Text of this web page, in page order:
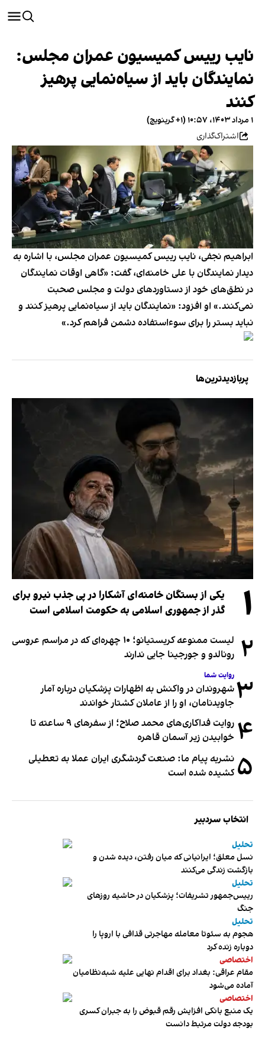
نایب رییس کمیسیون عمران مجلس:
نمایندگان باید از سیاه‌نمایی پرهیز
کنند
۱ مرداد ۱۴۰۳، ۱۰:۵۷ (‎+۱ گرینویچ)
اشتراک‌گذاری
ابراهیم نجفی، نایب رییس کمیسیون عمران مجلس، با اشاره به
دیدار نمایندگان با علی خامنه‌ای، گفت: «گاهی اوقات نمایندگان
در نطق‌های خود از دستاوردهای دولت و مجلس صحبت
نمی‌کنند.» او افزود: «نمایندگان باید از سیاه‌نمایی پرهیز کنند و
نباید بستر را برای سوءاستفاده دشمن فراهم کرد.»
پربازدیدترین‌ها
۱
یکی از بستگان خامنه‌ای آشکارا در پی جذب نیرو برای
گذر از جمهوری اسلامی به حکومت اسلامی است
۲
لیست ممنوعه کریستیانو؛ ۱۰ چهره‌ای که در مراسم عروسی
رونالدو و جورجینا جایی ندارند
۳ روایت شما
شهروندان در واکنش به اظهارات پزشکیان درباره آمار
جاویدنامان، او را از عاملان کشتار خواندند
۴
روایت فداکاری‌های محمد صلاح؛ از سفرهای ۹ ساعته تا
خوابیدن زیر آسمان قاهره
۵ نشریه پیام ما: صنعت گردشگری ایران عملا به تعطیلی
کشیده شده است
انتخاب سردبیر
تحلیل
نسل معلق؛ ایرانیانی که میان رفتن، دیده شدن و
بازگشت زندگی می‌کنند
تحلیل
رییس‌جمهور تشریفات؛ پزشکیان در حاشیه روزهای
جنگ
تحلیل
هجوم به سئوتا معامله مهاجرتی قذافی با اروپا را
دوباره زنده کرد
اختصاصی
مقام عراقی: بغداد برای اقدام نهایی علیه شبه‌نظامیان
آماده می‌شود
اختصاصی
یک منبع بانکی افزایش رقم قبوض را به جبران کسری
بودجه دولت مرتبط دانست